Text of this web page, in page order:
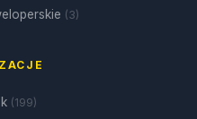
(3)
(199)